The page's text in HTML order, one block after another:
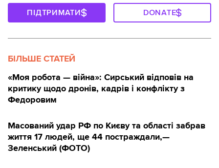
ПІДТРИМАТИ DONATE
БІЛЬШЕ СТАТЕЙ
«Моя робота — війна»: Сирський відповів на
критику щодо дронів, кадрів і конфлікту з
Федоровим
Масований удар РФ по Києву та області забрав
життя 17 людей, ще 44 постраждали,—
Зеленський (ФОТО)